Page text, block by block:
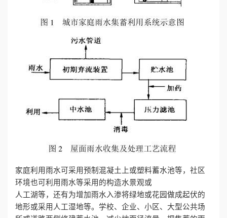
家庭利用雨水可采用预制混凝土上或塑料蓄水池等，社区
环境也可利用雨水等采用的构造水景观或
人工湖等，还有为增加雨水入渗将绿地或花园做成起伏的
地形或采用人工湿地等。学校、企业、小区、大型公共场